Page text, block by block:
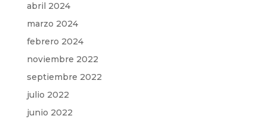
abril 2024
marzo 2024
febrero 2024
noviembre 2022
septiembre 2022
julio 2022
junio 2022